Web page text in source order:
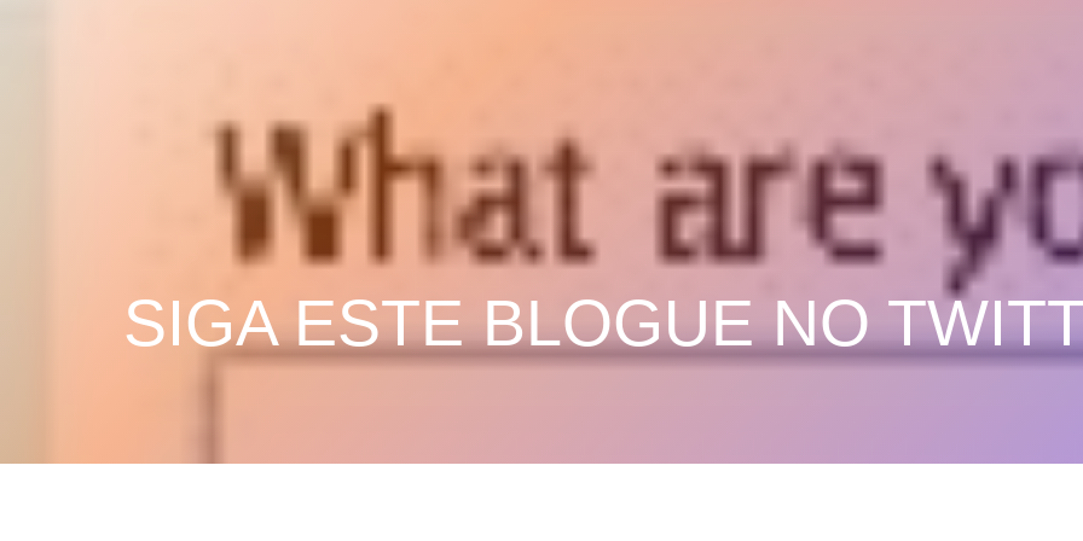
SIGA ESTE BLOGUE NO